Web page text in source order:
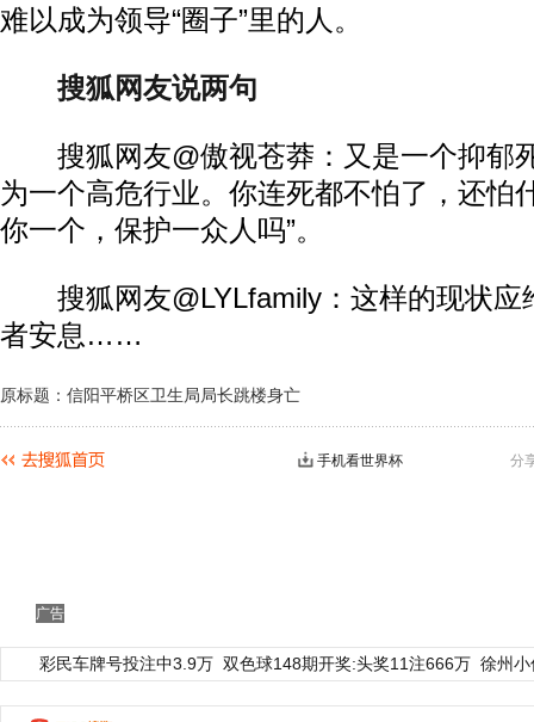
难以成为领导“圈子”里的人。
搜狐网友说两句
搜狐网友@傲视苍莽：又是一个抑郁
为一个高危行业。你连死都不怕了，还怕
你一个，保护一众人吗”。
搜狐网友@LYLfamily：这样的现状应
者安息……
原标题：信阳平桥区卫生局局长跳楼身亡
分
手机看世界杯
广告
彩民车牌号投注中3.9万 双色球148期开奖:头奖11注666万 徐州